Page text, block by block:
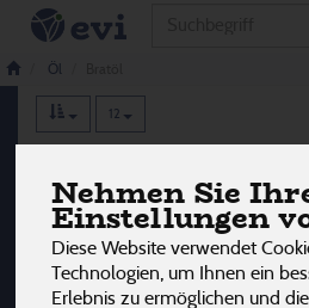
Nehmen Sie
Einstellungen
Diese Website verwendet
Technologien, um Ihnen ein
Erlebnis zu ermöglichen und
Öl
Bratöl
12